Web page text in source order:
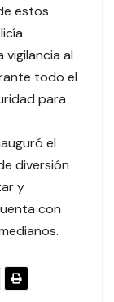
estos
vigilancia al
todo el
para
el
diversión
y
con